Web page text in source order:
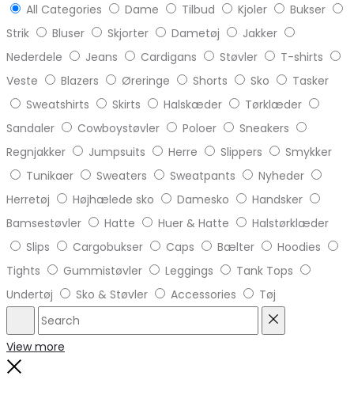
All Categories Dame Tilbud Kjoler
Bukser
Strik
Bluser Skjorter Dametøj
Jakker
Nederdele
Jeans Cardigans Støvler
T-shirts
Veste
Blazers Øreringe Shorts Sko
Tasker
Sweatshirts
Skirts Halskæder
Tørklæder
Sandaler
Cowboystøvler Poloer
Sneakers
Regnjakker
Jumpsuits Herre Slippers
Smykker
Tunikaer
Sweaters Sweatpants
Nyheder
Herretøj
Højhælede sko Damesko
Handsker
Bamsestøvler
Hatte Huer & Hatte
Halstørklæder
Slips
Cargobukser Caps Bælter
Hoodies
Tights
Gummistøvler Leggings
Tank Tops
Undertøj
Sko & Støvler Accessories Tøj
Search
View more